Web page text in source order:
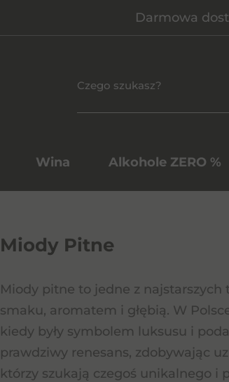
Darmowa
Wina Alkohole ZERO %
Miody Pitne
Miody pitne to jedne z
smaku, aromatem i głębią. W
kiedy były symbolem luksusu i
prawdziwy renesans, zdobywając
którzy szukają czegoś unikalnego i